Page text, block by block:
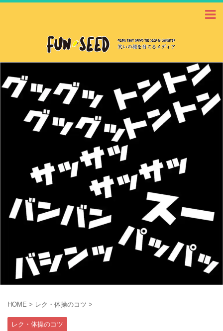
HOME > レク・体操のコツ >
レク・体操のコツ